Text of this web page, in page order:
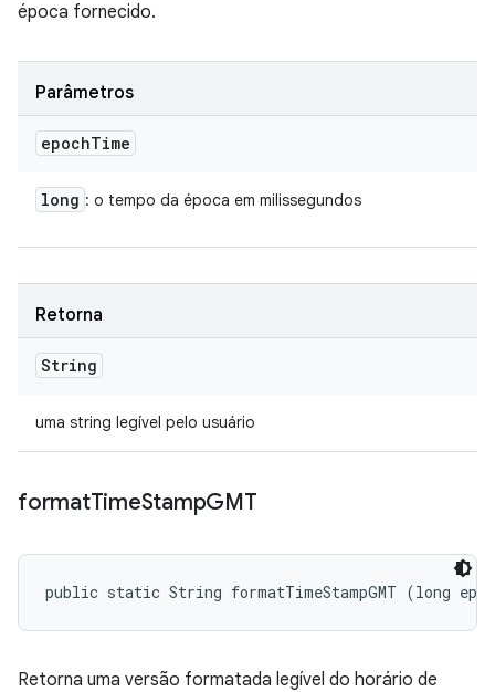
época fornecido.
Parâmetros
epochTime
long : o tempo da época em milissegundos
Retorna
String
uma string legível pelo usuário
formatTimeStampGMT
public static String formatTimeStampGMT (long
Retorna uma versão formatada legível do horário de